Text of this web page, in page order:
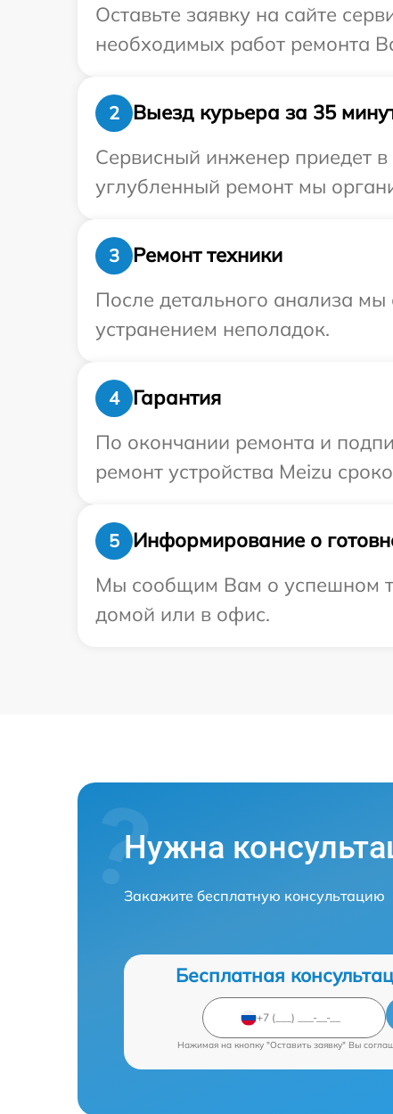
Оставьте заявку на сайте
необходимых работ ремонта
2
Выезд курьера за 35
Сервисный инженер приедет в
углубленный ремонт мы
3
Ремонт техники
После детального анализа
устранением неполадок.
4
Гарантия
По окончании ремонта и
ремонт устройства Meizu
5
Информирование о
Мы сообщим Вам о успешном
домой или в офис.
Нужна
Закажите бесплатную консультацию
Бесплатная
Нажимая на кнопку "Оставить заявку" Вы